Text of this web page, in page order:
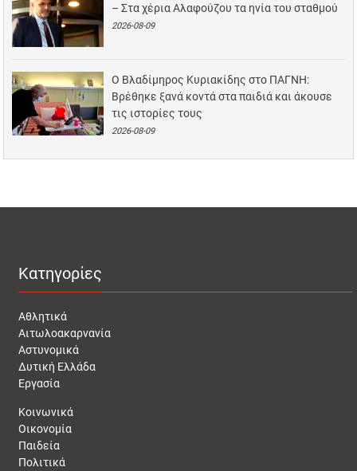
– Στα χέρια Αλαφούζου τα ηνία του σταθμού
2026-08-09
Ο Βλαδίμηρος Κυριακίδης στο ΠΑΓΝΗ:
Βρέθηκε ξανά κοντά στα παιδιά και άκουσε
τις ιστορίες τους
2026-08-09
Κατηγορίες
Αθλητικά
Αιτωλοακαρνανία
Αστυνομικά
Δυτική Ελλάδα
Εργασία
Κοινωνικά
Οικονομία
Παιδεία
Πολιτικά